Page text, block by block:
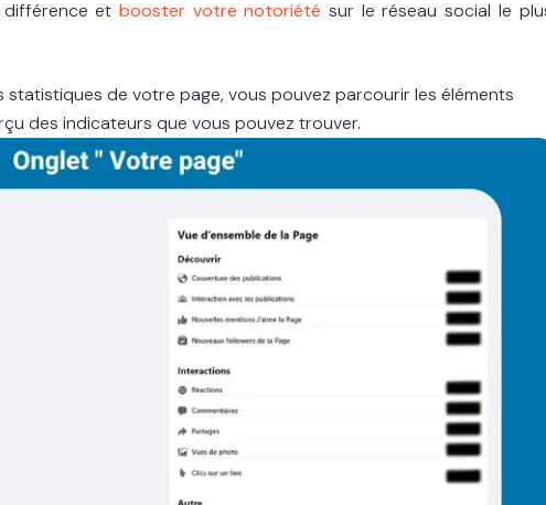
et booster votre notoriété sur le réseau social le
statistiques de votre page, vous pouvez parcourir les éléments
des indicateurs que vous pouvez trouver.